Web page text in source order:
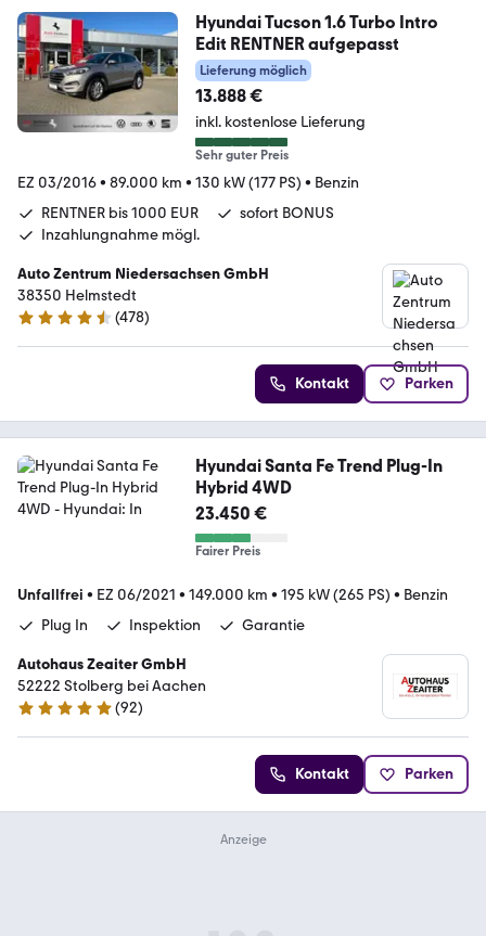
Hyundai Tucson 1.6 Turbo Intro
Edit RENTNER aufgepasst
Lieferung möglich
13.888 €
inkl. kostenlose Lieferung
Sehr guter Preis
EZ 03/2016• 89.000 km • 130 kW (177 PS) • Benzin
RENTNER bis 1000 EUR
sofort BONUS
Inzahlungnahme mögl.
Auto Zentrum Niedersachsen GmbH
38350 Helmstedt
4.5 Sterne
(478)
Kontakt Parken
Hyundai Santa Fe Trend Plug-In
Hybrid 4WD
23.450 €
Fairer Preis
Unfallfrei • EZ 06/2021 • 149.000 km • 195 kW (265 PS) • Benzin
Plug In
Inspektion Garantie
Autohaus Zeaiter GmbH
52222 Stolberg bei Aachen
4.8 Sterne
(92)
Kontakt Parken